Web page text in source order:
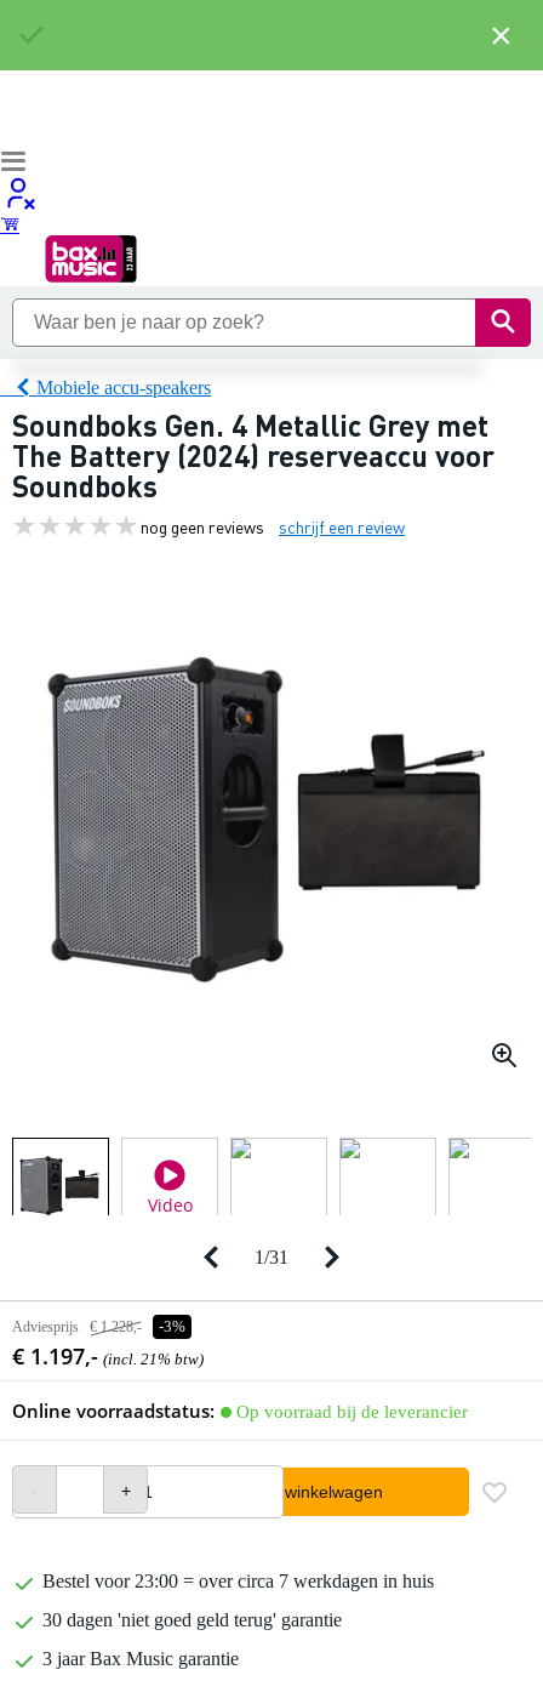
Mobiele accu-speakers
Soundboks Gen. 4 Metallic Grey met
The Battery (2024) reserveaccu voor
Soundboks
nog geen reviews schrijf een review
Video
1/31
Adviesprijs € 1.228,- -3%
€ 1.197,- (incl. 21% btw)
Online voorraadstatus: Op voorraad bij de leverancier
In winkelwagen
Bestel voor 23:00 = over circa 7 werkdagen in huis
30 dagen 'niet goed geld terug' garantie
3 jaar Bax Music garantie
×